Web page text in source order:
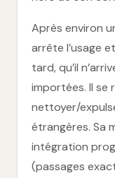
Après environ
arrête l’usage
tard, qu’il
importées. Il se
nettoyer/
étrangères. Sa
intégration
(passages